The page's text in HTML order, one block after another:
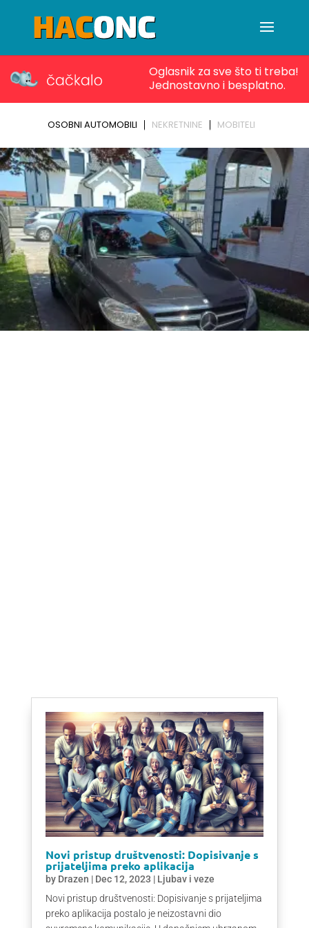
Novi pristup društvenosti: Dopisivanje s
prijateljima preko aplikacija
by Drazen | Dec 12, 2023 | Ljubav i veze
Novi pristup društvenosti: Dopisivanje s prijateljima
preko aplikacija postalo je neizostavni dio